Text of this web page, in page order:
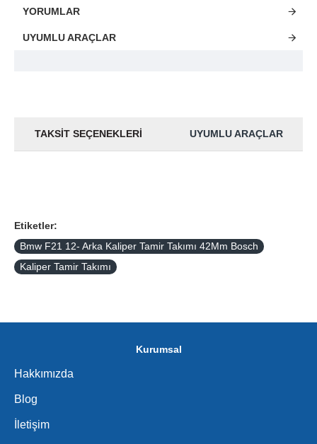
YORUMLAR
UYUMLU ARAÇLAR
TAKSIT SEÇENEKLERI UYUMLU ARAÇLAR
Etiketler:
Bmw F21 12- Arka Kaliper Tamir Takımı 42Mm Bosch
Kaliper Tamir Takımı
Kurumsal
Hakkımızda
Blog
İletişim